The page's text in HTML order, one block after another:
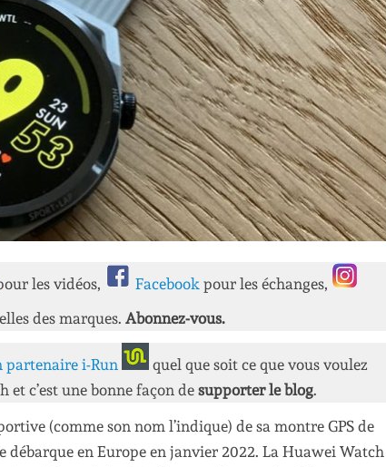
les vidéos, Facebook pour les échanges,
des marques. Abonnez-vous.
partenaire i-Run
quel que soit ce que vous voulez
et c’est une bonne façon de supporter le blog.
(comme son nom l’indique) de sa montre GPS de
en Europe en janvier 2022. La Huawei Watch